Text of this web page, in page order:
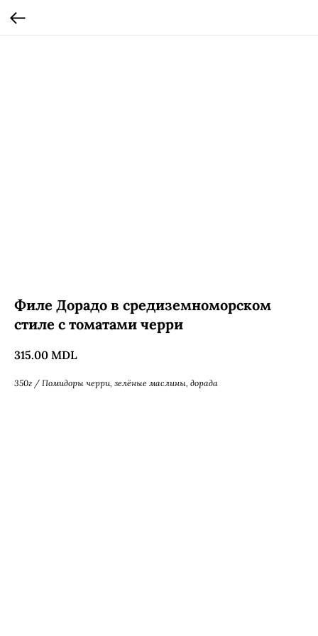
Филе Дорадо в средиземноморском
стиле с томатами черри
315.00 MDL
350г / Помидоры черри, зелёные маслины, дорада